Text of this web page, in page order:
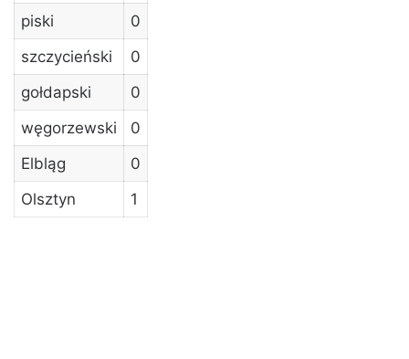
piski
0
szczycieński
0
gołdapski
0
węgorzewski
0
Elbląg
0
Olsztyn
1